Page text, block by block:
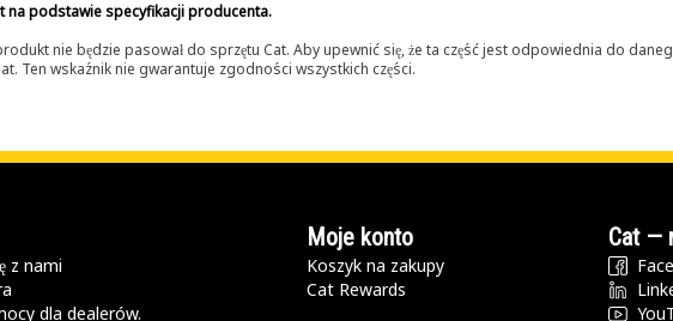
na podstawie specyfikacji producenta.
nie będzie pasował do sprzętu Cat. Aby upewnić się, że ta część jest odpowiednia do
Ten wskaźnik nie gwarantuje zgodności wszystkich części.
z nami
dla dealerów.
Moje konto
Koszyk na zakupy
Cat Rewards
Cat —